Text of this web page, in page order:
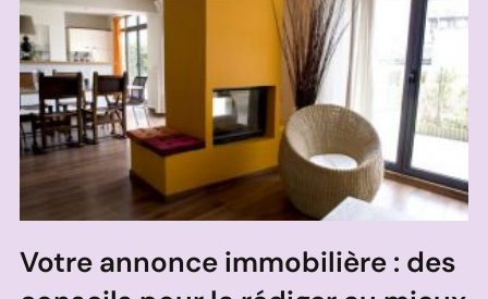
Votre annonce immobilière : des